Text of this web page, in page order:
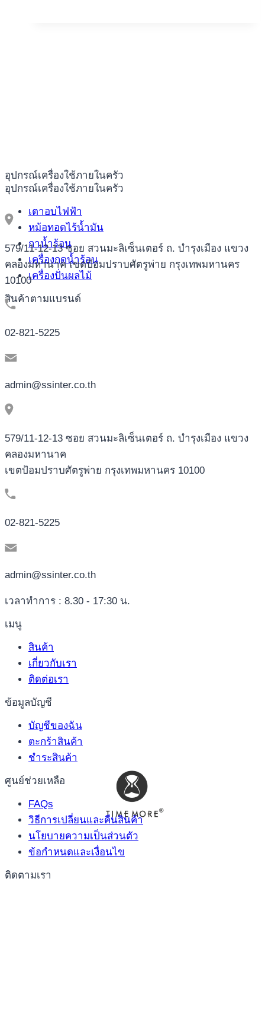
อุปกรณ์เครื่องใช้ภายในครัว
อุปกรณ์เครื่องใช้ภายในครัว
เตาอบไฟฟ้า
หม้อทอดไร้น้ำมัน
กาน้ำร้อน
เครื่องกดน้ำร้อน
เครื่องปั่นผลไม้
สินค้าตามแบรนด์
internet
579/11-12-13 ซอย สวนมะลิเซ็นเตอร์ ถ. บำรุงเมือง แขวง
คลองมหานาค เขตป้อมปราบศัตรูพ่าย กรุงเทพมหานคร
10100
02-821-5225
admin@ssinter.co.th
579/11-12-13 ซอย สวนมะลิเซ็นเตอร์ ถ. บำรุงเมือง แขวง
คลองมหานาค
เขตป้อมปราบศัตรูพ่าย กรุงเทพมหานคร 10100
02-821-5225
admin@ssinter.co.th
เวลาทำการ : 8.30 - 17:30 น.
เมนู
สินค้า
เกี่ยวกับเรา
ติดต่อเรา
ข้อมูลบัญชี
บัญชีของฉัน
ตะกร้าสินค้า
ชำระสินค้า
ศูนย์ช่วยเหลือ
FAQs
วิธีการเปลี่ยนและคืนสินค้า
นโยบายความเป็นส่วนตัว
ข้อกำหนดและเงื่อนไข
ติดตามเรา